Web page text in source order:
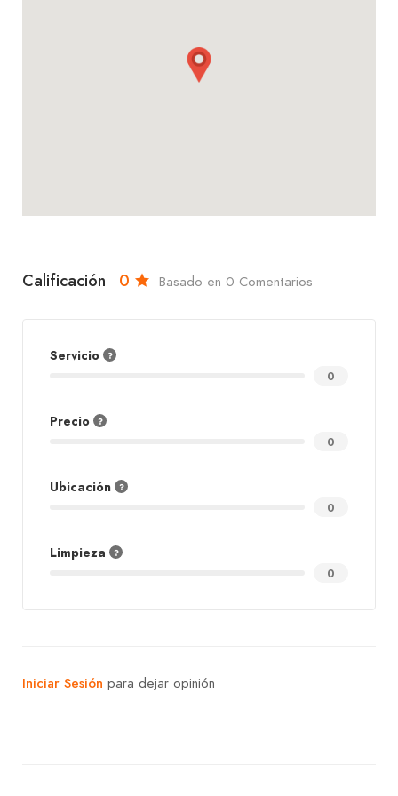
Calificación 0 Basado en 0 Comentarios
Servicio
0
Precio
0
Ubicación
0
Limpieza
0
Iniciar Sesión para dejar opinión